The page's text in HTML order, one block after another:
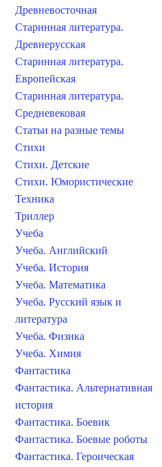
Древневосточная
Старинная литература.
Древнерусская
Старинная литература.
Европейская
Старинная литература.
Средневековая
Статьи на разные темы
Стихи
Стихи. Детские
Стихи. Юмористические
Техника
Триллер
Учеба
Учеба. Английский
Учеба. История
Учеба. Математика
Учеба. Русский язык и
литература
Учеба. Физика
Учеба. Химия
Фантастика
Фантастика. Альтернативная
история
Фантастика. Боевик
Фантастика. Боевые роботы
Фантастика. Героическая